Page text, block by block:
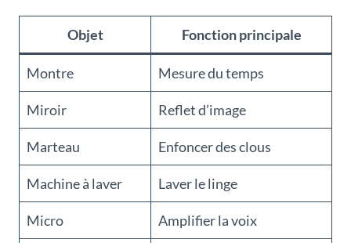
Objet Fonction principale
Montre Mesure du temps
Miroir Reflet d’image
Marteau Enfoncer des clous
Machine à laver Laver le linge
Micro Amplifier la voix